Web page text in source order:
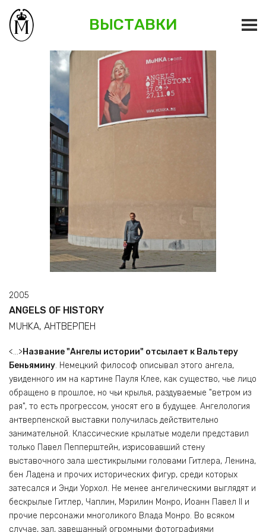
ВЫСТАВКИ
2005
ANGELS OF HISTORY
MUHKA, АНТВЕРПЕН
<...>Название "Ангелы истории" отсылает к Вальтеру
Беньямину. Немецкий философ описывал этого ангела,
увиденного им на картине Пауля Клее, как существо, чье лицо
обращено в прошлое, но чьи крылья, раздуваемые "ветром из
рая", то есть прогрессом, уносят его в будущее. Ангелология
антверпенской выставки получилась действительно
занимательной. Классические крылатые модели представил
только Павел Пепперштейн, изрисовавший стену
выставочного зала шестикрылыми головами Гитлера, Ленина,
бен Ладена и прочих исторических фигур, среди которых
затесался и Энди Уорхол. Не менее ангелическими выглядят и
бескрылые Гитлер, Чаплин, Мэрилин Монро, Иоанн Павел II и
прочие персонажи многоликого Влада Монро. Во всяком
случае, зал, завешанный огромными фотографиями